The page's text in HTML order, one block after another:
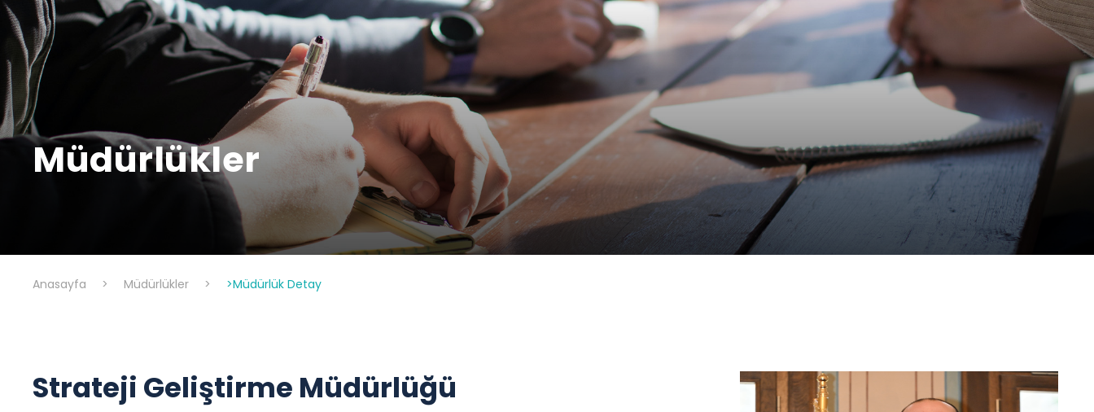
Müdürlükler
Anasayfa > Müdürlükler > >Müdürlük Detay
Strateji Geliştirme Müdürlüğü